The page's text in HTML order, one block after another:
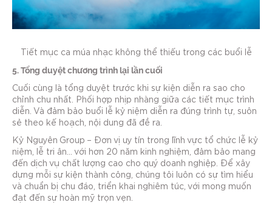
Tiết mục ca múa nhạc không thể thiếu trong các buổi lễ
5. Tổng duyệt chương trình lại lần cuối
Cuối cùng là tổng duyệt trước khi sự kiện diễn ra sao cho
chỉnh chu nhất. Phối hợp nhịp nhàng giữa các tiết mục trình
diễn. Và đảm bảo buổi lễ kỷ niệm diễn ra đúng trình tự, suôn
sẻ theo kế hoạch, nội dung đã đề ra.
Kỷ Nguyên Group – Đơn vị uy tín trong lĩnh vực tổ chức lễ kỷ
niệm, lễ tri ân… với hơn 20 năm kinh nghiệm, đảm bảo mang
đến dịch vụ chất lượng cao cho quý doanh nghiệp. Để xây
dựng mỗi sự kiện thành công, chúng tôi luôn có sự tìm hiểu
và chuẩn bị chu đáo, triển khai nghiêm túc, với mong muốn
đạt đến sự hoàn mỹ trọn vẹn.